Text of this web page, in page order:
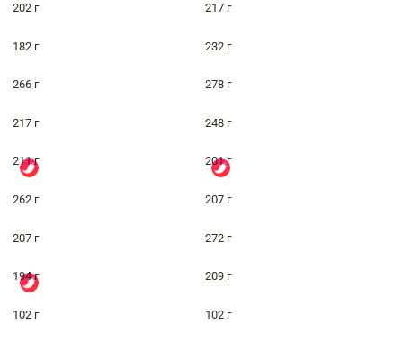
202 г 217 г
182 г 232 г
266 г 278 г
217 г 248 г
211 г 201 г
262 г 207 г
207 г 272 г
194 г 209 г
102 г 102 г